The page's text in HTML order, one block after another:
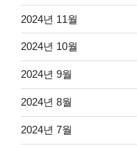
2024년 11월
2024년 10월
2024년 9월
2024년 8월
2024년 7월